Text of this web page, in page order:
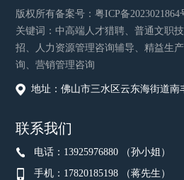
版权所有备案号：粤ICP备2023021864
关键词：中高端人才猎聘、普通文职
招、人力资源管理咨询辅导、精益生
询、营销管理咨询
地址：佛山市三水区云东海街道南
联系我们
电话：13925976880 （孙小姐）
手机：17820185198 （蒋先生）